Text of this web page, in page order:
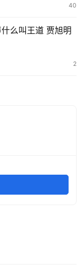
40
么叫王道 贾旭明
2